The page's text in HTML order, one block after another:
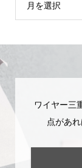
月を選択
ワイヤー三
点があ